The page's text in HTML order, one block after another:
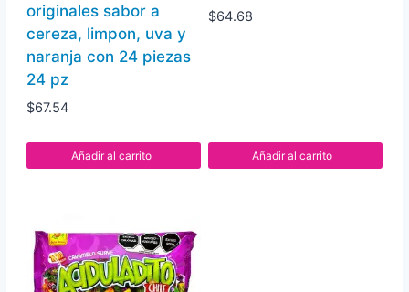
originales sabor a
cereza, limpon, uva y
naranja con 24 piezas
24 pz
$67.54
Añadir al carrito
$64.68
Añadir al carrito